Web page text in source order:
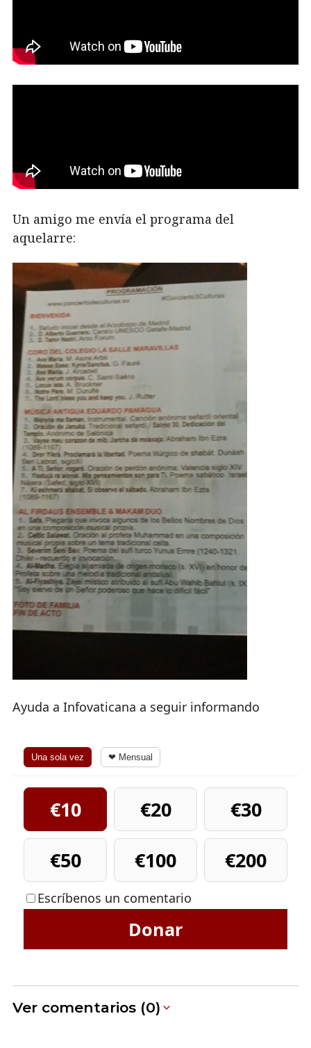
Un amigo me envía el programa del
aquelarre:
Ayuda a Infovaticana a seguir informando
Una sola vez ❤ Mensual
€10 €20
€30
€50
€100 €200
Escríbenos un comentario
Donar
Ver comentarios (0)